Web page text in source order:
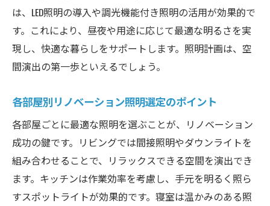
は、LED照明の導入や調光機能付き照明の活用が効果的で
す。これにより、昼夜や用途に応じて最適な明るさを実
現し、快適な暮らしをサポートします。照明計画は、空
間演出の第一歩といえるでしょう。
各部屋別リノベーション照明選定のポイント
各部屋ごとに最適な照明を選ぶことが、リノベーション
成功の鍵です。リビングでは間接照明やダウンライトを
組み合わせることで、リラックスできる空間を演出でき
ます。キッチンは作業効率を考慮し、手元を明るく照ら
すスポットライトが効果的です。寝室は温かみのある照